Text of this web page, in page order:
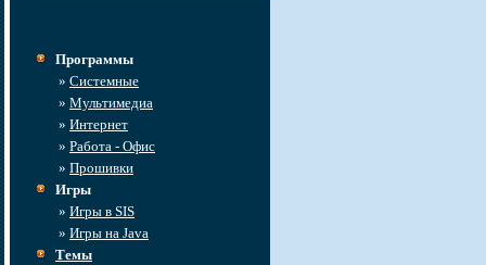
Программы
» Системные
» Мультимедиа
» Интернет
» Работа - Офис
» Прошивки
Игры
» Игры в SIS
» Игры на Java
Темы